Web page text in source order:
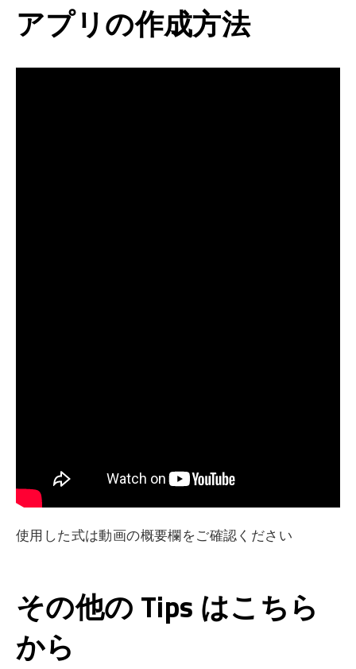
アプリの作成方法
使用した式は動画の概要欄をご確認ください
その他の Tips はこちら
から